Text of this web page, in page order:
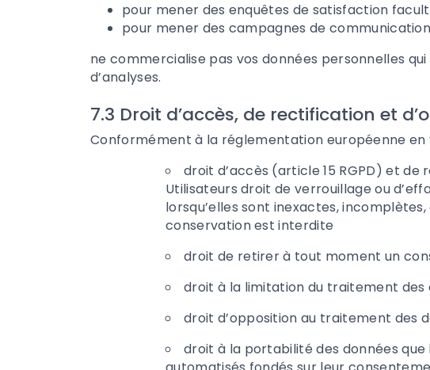
pour mener des enquêtes de satisfaction
pour mener des campagnes de
ne commercialise pas vos données personnelles
d’analyses.
7.3 Droit d’accès, de rectification et
Conformément à la réglementation européenne en
droit d’accès (article 15 RGPD) et
Utilisateurs droit de verrouillage ou
lorsqu’elles sont inexactes,
conservation est interdite
droit de retirer à tout moment un
droit à la limitation du traitement des
droit d’opposition au traitement des
droit à la portabilité des données